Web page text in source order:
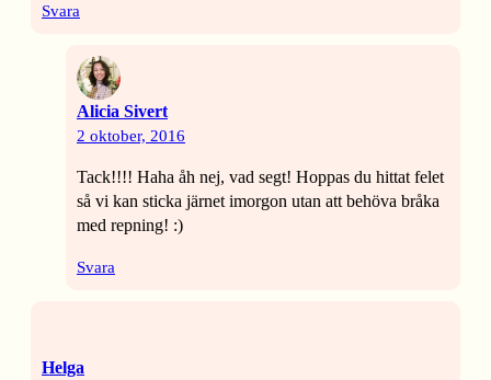
Svara
Alicia Sivert
2 oktober, 2016
Tack!!!! Haha åh nej, vad segt! Hoppas du hittat felet
så vi kan sticka järnet imorgon utan att behöva bråka
med repning! :)
Svara
Helga